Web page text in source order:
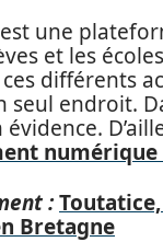
une
et les
différents
seul endroit.
:
Bretagne